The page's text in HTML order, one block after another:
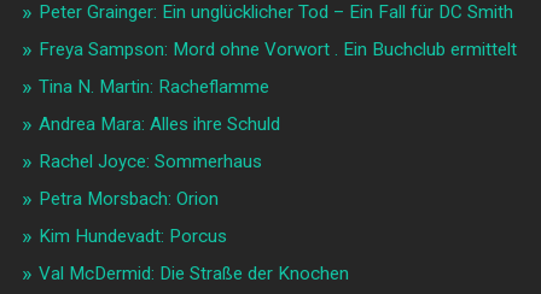
Peter Grainger: Ein unglücklicher Tod – Ein Fall für DC Smith
Freya Sampson: Mord ohne Vorwort . Ein Buchclub ermittelt
Tina N. Martin: Racheflamme
Andrea Mara: Alles ihre Schuld
Rachel Joyce: Sommerhaus
Petra Morsbach: Orion
Kim Hundevadt: Porcus
Val McDermid: Die Straße der Knochen